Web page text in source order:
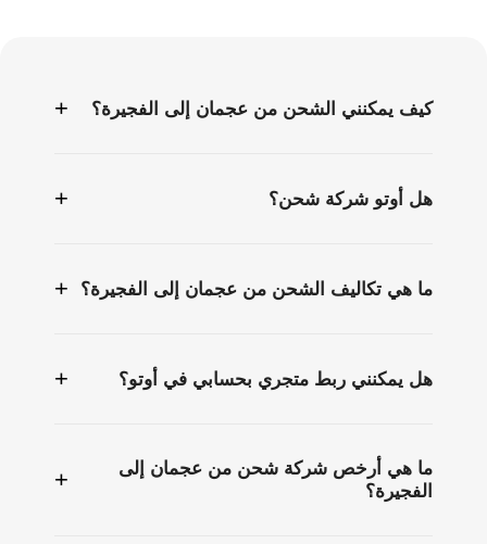
كيف يمكنني الشحن من عجمان إلى الفجيرة؟ +
هل أوتو شركة شحن؟ +
ما هي تكاليف الشحن من عجمان إلى الفجيرة؟ +
هل يمكنني ربط متجري بحسابي في أوتو؟ +
ما هي أرخص شركة شحن من عجمان إلى
الفجيرة؟
+